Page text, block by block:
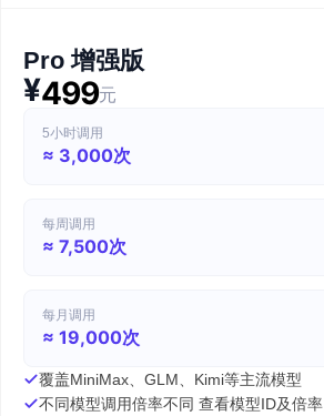
Pro 增强版
¥499元
5小时调用
≈ 3,000次
每周调用
≈ 7,500次
每月调用
≈ 19,000次
覆盖MiniMax、GLM、Kimi等主流模型
不同模型调用倍率不同 查看模型ID及倍率